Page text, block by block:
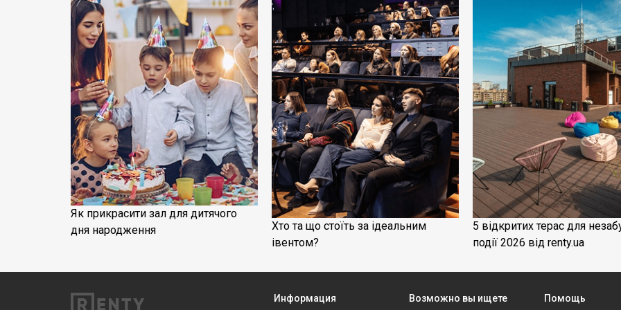
Як прикрасити зал для дитячого
дня народження
Хто та що стоїть за ідеальним
івентом?
5 відкритих терас для
події 2026 від renty.ua
Информация Возможно вы ищете Помощь